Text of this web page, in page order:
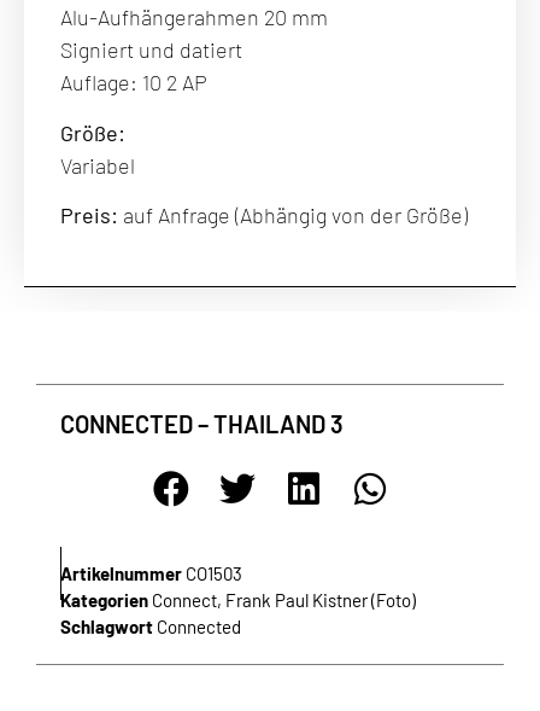
Alu-Aufhängerahmen 20 mm
Signiert und datiert
Auflage: 10 2 AP
Größe:
Variabel
Preis: auf Anfrage (Abhängig von der Größe)
CONNECTED – THAILAND 3
Artikelnummer CO1503
Kategorien Connect, Frank Paul Kistner (Foto)
Schlagwort Connected
NEWSLETTER
automatisch und ohne jeden Aufwand zu erhalten.